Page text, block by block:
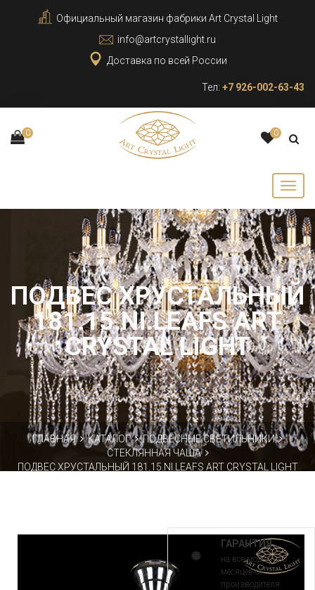
Официальный магазин фабрики Art Crystal Light
info@artcrystallight.ru
Доставка по всей России
Тел: +7 926-002-63-43
0 0
ПОДВЕС ХРУСТАЛЬНЫЙ
181.15.NI.LEAFS ART
CRYSTAL LIGHT
ГЛАВНАЯ КАТАЛОГ
ПОДВЕСНЫЕ СВЕТИЛЬНИКИ
СТЕКЛЯННАЯ ЧАША
ПОДВЕС ХРУСТАЛЬНЫЙ 181.15.NI.LEAFS ART CRYSTAL LIGHT
ГАРАНТИЯ
на все модели 30
месяцев от
производителя